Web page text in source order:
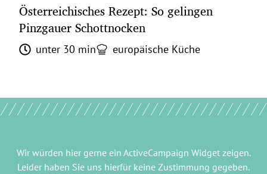
Österreichisches Rezept: So gelingen
Pinzgauer Schottnocken
unter 30 min europäische Küche
Wir würden hier gerne ein ActiveCampaign Widgetzeigen.
Leider haben Sie uns hierfür keine Zustimmung gegeben.